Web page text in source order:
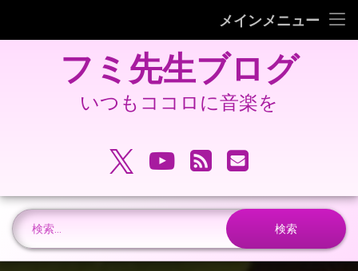
メインメニュー
旧 フミ先生ブログ
旧 フミピアノ教室ホームページ
プ
フミ先生ブログ
いつもココロに音楽を
X.comYouTube
RSS メールアドレ
検索: